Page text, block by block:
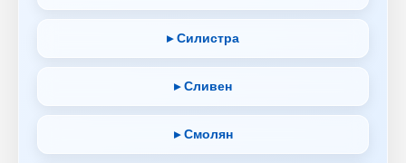
▸ Силистра
▸ Сливен
▸ Смолян